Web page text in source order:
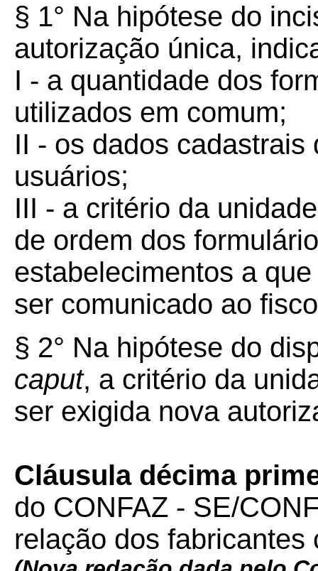
§ 1° Na hipótese do
autorização única,
I - a quantidade dos
utilizados em comum;
II - os dados
usuários;
III - a critério da
de ordem dos
estabelecimentos a
ser comunicado ao
§ 2° Na hipótese do
caput, a critério da
ser exigida nova
Cláusula décima
do CONFAZ - SE/
relação dos